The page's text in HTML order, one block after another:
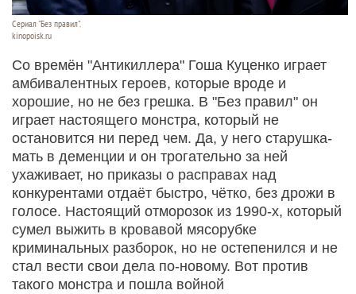
Сериал "Без правил".
kinopoisk.ru
Со времён "Антикиллера" Гоша Куценко играет
амбивалентных героев, которые вроде и
хорошие, но не без грешка. В "Без правил" он
играет настоящего монстра, который не
остановится ни перед чем. Да, у него старушка-
мать в деменции и он трогательно за ней
ухаживает, но приказы о расправах над
конкурентами отдаёт быстро, чётко, без дрожи в
голосе. Настоящий отморозок из 1990-х, который
сумел выжить в кровавой мясорубке
криминальных разборок, но не остепенился и не
стал вести свои дела по-новому. Вот против
такого монстра и пошла войной